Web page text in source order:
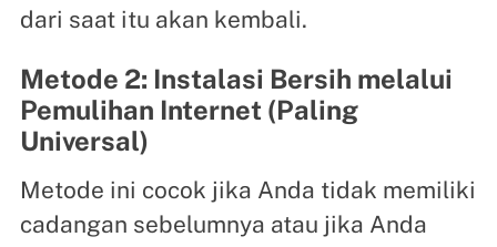
dari saat itu akan kembali.
Metode 2: Instalasi Bersih melalui
Pemulihan Internet (Paling
Universal)
Metode ini cocok jika Anda tidak memiliki
cadangan sebelumnya atau jika Anda